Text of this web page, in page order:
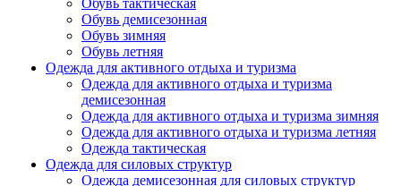
Обувь тактическая
Обувь демисезонная
Обувь зимняя
Обувь летняя
Одежда для активного отдыха и туризма
Одежда для активного отдыха и туризма
демисезонная
Одежда для активного отдыха и туризма зимняя
Одежда для активного отдыха и туризма летняя
Одежда тактическая
Одежда для силовых структур
Одежда демисезонная для силовых структур